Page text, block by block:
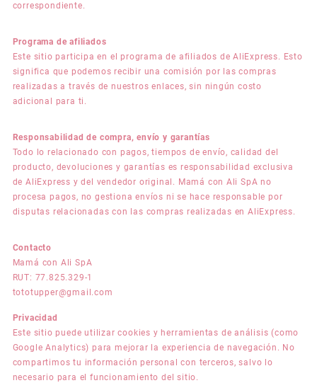
correspondiente.
Programa de afiliados
Este sitio participa en el programa de afiliados de AliExpress. Esto
significa que podemos recibir una comisión por las compras
realizadas a través de nuestros enlaces, sin ningún costo
adicional para ti.
Responsabilidad de compra, envío y garantías
Todo lo relacionado con pagos, tiempos de envío, calidad del
producto, devoluciones y garantías es responsabilidad exclusiva
de AliExpress y del vendedor original. Mamá con Ali SpA no
procesa pagos, no gestiona envíos ni se hace responsable por
disputas relacionadas con las compras realizadas en AliExpress.
Contacto
Mamá con Ali SpA
RUT: 77.825.329-1
tototupper@gmail.com
Privacidad
Este sitio puede utilizar cookies y herramientas de análisis (como
Google Analytics) para mejorar la experiencia de navegación. No
compartimos tu información personal con terceros, salvo lo
necesario para el funcionamiento del sitio.